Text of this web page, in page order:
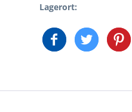
Lagerort: